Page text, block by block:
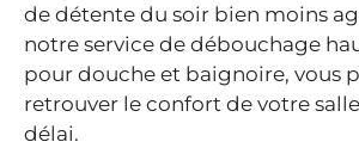
de détente du soir bien moins
notre service de débouchage
pour douche et baignoire, vous
retrouver le confort de votre
délai.